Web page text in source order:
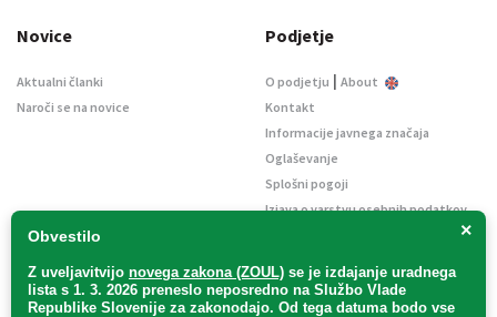
×
Obvestilo
Z uveljavitvijo novega zakona (ZOUL) se je izdajanje uradnega
lista s 1. 3. 2026 preneslo neposredno na Službo Vlade
Republike Slovenije za zakonodajo. Od tega datuma bodo vse
Novice
Aktualni članki
Naroči se na novice
Podjetje
O podjetju | About
Kontakt
Informacije javnega značaja
Oglaševanje
Splošni pogoji
Izjava o varstvu osebnih podatkov